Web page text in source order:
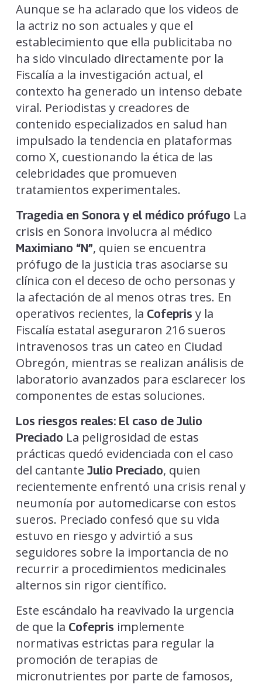
Aunque se ha aclarado que los videos de
la actriz no son actuales y que el
establecimiento que ella publicitaba no
ha sido vinculado directamente por la
Fiscalía a la investigación actual, el
contexto ha generado un intenso debate
viral. Periodistas y creadores de
contenido especializados en salud han
impulsado la tendencia en plataformas
como X, cuestionando la ética de las
celebridades que promueven
tratamientos experimentales.
Tragedia en Sonora y el médico prófugo La
crisis en Sonora involucra al médico
Maximiano “N”, quien se encuentra
prófugo de la justicia tras asociarse su
clínica con el deceso de ocho personas y
la afectación de al menos otras tres. En
operativos recientes, la Cofepris y la
Fiscalía estatal aseguraron 216 sueros
intravenosos tras un cateo en Ciudad
Obregón, mientras se realizan análisis de
laboratorio avanzados para esclarecer los
componentes de estas soluciones.
Los riesgos reales: El caso de Julio
Preciado La peligrosidad de estas
prácticas quedó evidenciada con el caso
del cantante Julio Preciado, quien
recientemente enfrentó una crisis renal y
neumonía por automedicarse con estos
sueros. Preciado confesó que su vida
estuvo en riesgo y advirtió a sus
seguidores sobre la importancia de no
recurrir a procedimientos medicinales
alternos sin rigor científico.
Este escándalo ha reavivado la urgencia
de que la Cofepris implemente
normativas estrictas para regular la
promoción de terapias de
micronutrientes por parte de famosos,